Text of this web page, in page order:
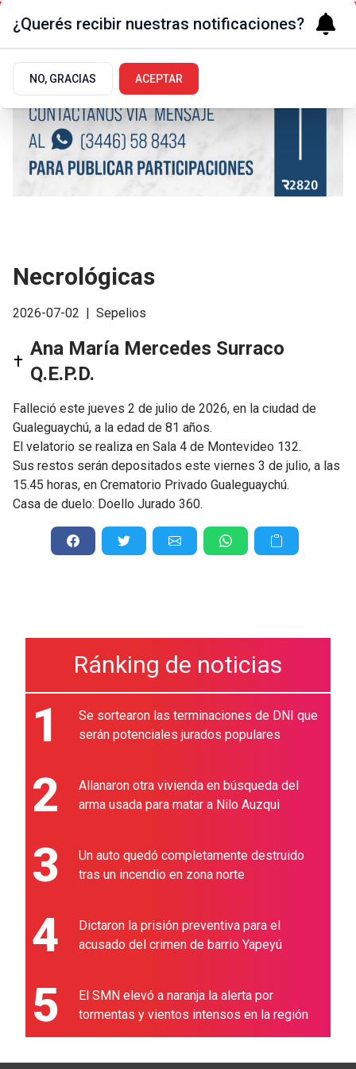
Necrológicas
2026-07-02 | Sepelios
Ana María Mercedes Surraco
Q.E.P.D.
Falleció este jueves 2 de julio de 2026, en la ciudad de
Gualeguaychú, a la edad de 81 años.
El velatorio se realiza en Sala 4 de Montevideo 132.
Sus restos serán depositados este viernes 3 de julio, a las
15.45 horas, en Crematorio Privado Gualeguaychú.
Casa de duelo: Doello Jurado 360.
Ránking de noticias
1
Se sortearon las terminaciones de DNI que
serán potenciales jurados populares
2
Allanaron otra vivienda en búsqueda del
arma usada para matar a Nilo Auzqui
3
Un auto quedó completamente destruido
tras un incendio en zona norte
4
Dictaron la prisión preventiva para el
acusado del crimen de barrio Yapeyú
5
El SMN elevó a naranja la alerta por
tormentas y vientos intensos en la región
¿Querés recibir nuestras notificaciones?
NO, GRACIAS ACEPTAR